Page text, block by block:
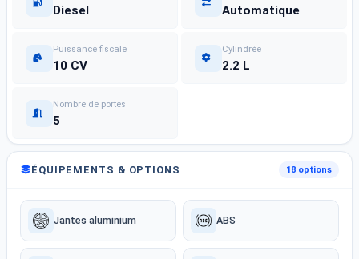
Diesel Automatique
Puissance fiscale
10 CV
Cylindrée
2.2 L
Nombre de portes
5
ÉQUIPEMENTS & OPTIONS 18 options
Jantes aluminium ABS